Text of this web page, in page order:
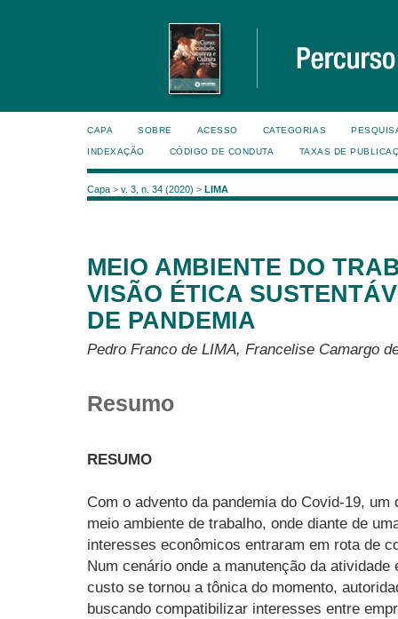
CAPA SOBRE ACESSO CATEGORIAS
INDEXAÇÃO CÓDIGO DE CONDUTA TAXAS DE
Capa > v. 3, n. 34 (2020) > LIMA
MEIO AMBIENTE DO
VISÃO ÉTICA
DE PANDEMIA
Pedro Franco de LIMA, Francelise Camargo
Resumo
RESUMO
Com o advento da pandemia do Covid-19,
meio ambiente de trabalho, onde diante de
interesses econômicos entraram em rota de
Num cenário onde a manutenção da
custo se tornou a tônica do momento,
buscando compatibilizar interesses entre